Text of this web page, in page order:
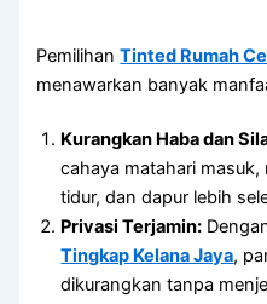
PemilihanTinted Rumah
menawarkan banyak
Kurangkan Haba dan
cahaya matahari
tidur, dan dapur lebih
Privasi Terjamin:
Tingkap Kelana Jaya,
dikurangkan tanpa